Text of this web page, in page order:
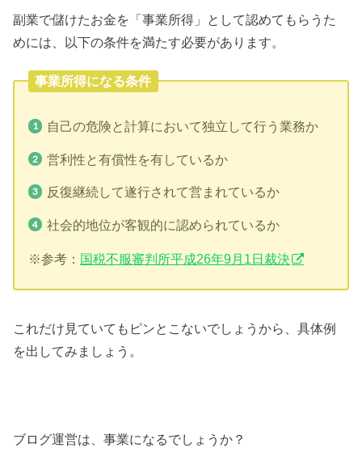
副業で儲けたお金を「事業所得」として認めてもらうた
めには、以下の条件を満たす必要があります。
事業所得になる条件
自己の危険と計算において独立して行う業務か
営利性と有償性を有しているか
反復継続して遂行されて営まれているか
社会的地位が客観的に認められているか
※参考： 国税不服審判所平成26年9月1日裁決
これだけ見ていてもピンとこないでしょうから、具体例
を出してみましょう。
ブログ運営は、事業になるでしょうか？